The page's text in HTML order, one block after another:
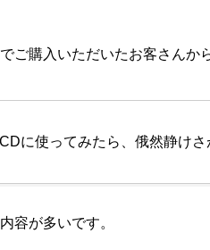
ご購入いただいたお客さんか
CDに使ってみたら、俄然静け
容が多いです。